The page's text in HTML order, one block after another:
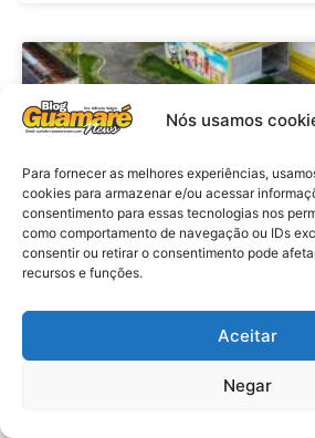
Nós usamos
Para fornecer as melhores experiências,
cookies para armazenar e/ou acessar
consentimento para essas tecnologias nos
como comportamento de navegação ou IDs
consentir ou retirar o consentimento pode
recursos e funções.
Aceitar
Negar
Agenda: 10ª Mostra
da Casa Durval Paiva
nesta quarta-feira (29)